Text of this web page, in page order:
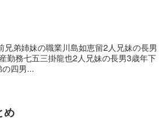
弟姉妹の職業川島如恵留2人兄妹の長男
勤務七五三掛龍也2人兄妹の長男3歳年下
四男...
め